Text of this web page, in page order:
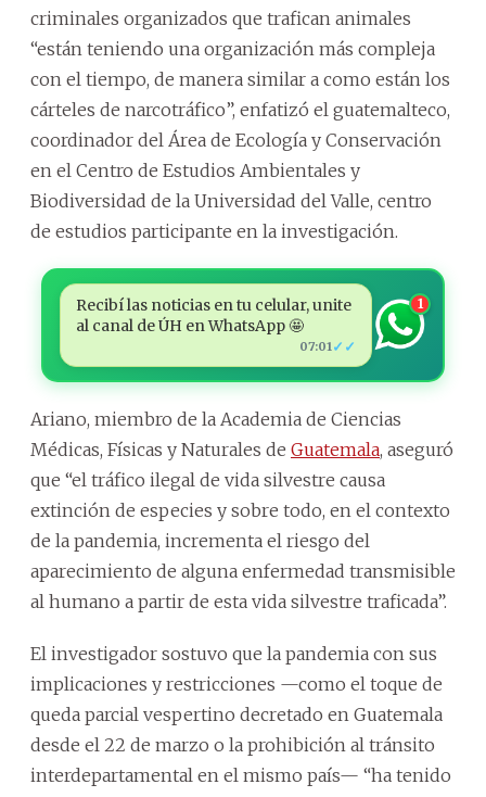
criminales organizados que trafican animales
“están teniendo una organización más compleja
con el tiempo, de manera similar a como están los
cárteles de narcotráfico”, enfatizó el guatemalteco,
coordinador del Área de Ecología y Conservación
en el Centro de Estudios Ambientales y
Biodiversidad de la Universidad del Valle, centro
de estudios participante en la investigación.
Recibí las noticias en tu celular, unite
al canal de ÚH en WhatsApp 🤩
07:01 ✓✓
1
Ariano, miembro de la Academia de Ciencias
Médicas, Físicas y Naturales de Guatemala, aseguró
que “el tráfico ilegal de vida silvestre causa
extinción de especies y sobre todo, en el contexto
de la pandemia, incrementa el riesgo del
aparecimiento de alguna enfermedad transmisible
al humano a partir de esta vida silvestre traficada”.
El investigador sostuvo que la pandemia con sus
implicaciones y restricciones —como el toque de
queda parcial vespertino decretado en Guatemala
desde el 22 de marzo o la prohibición al tránsito
interdepartamental en el mismo país— “ha tenido